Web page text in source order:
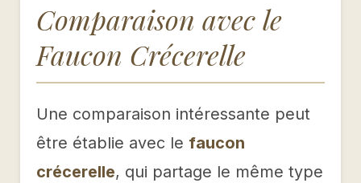
Comparaison avec le
Faucon Crécerelle
Une comparaison intéressante peut
être établie avec le faucon
crécerelle, qui partage le même type